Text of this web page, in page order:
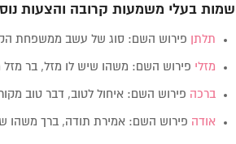
שמות בעלי משמעות קרובה והצעות
תלתן פירוש השם: סוג של עשב ממשפחת
מזלי פירוש השם: משהו שיש לו מזל, בר
ברכה פירוש השם: איחול לטוב, דבר טוב
אודה פירוש השם: אמירת תודה, ברך משהו